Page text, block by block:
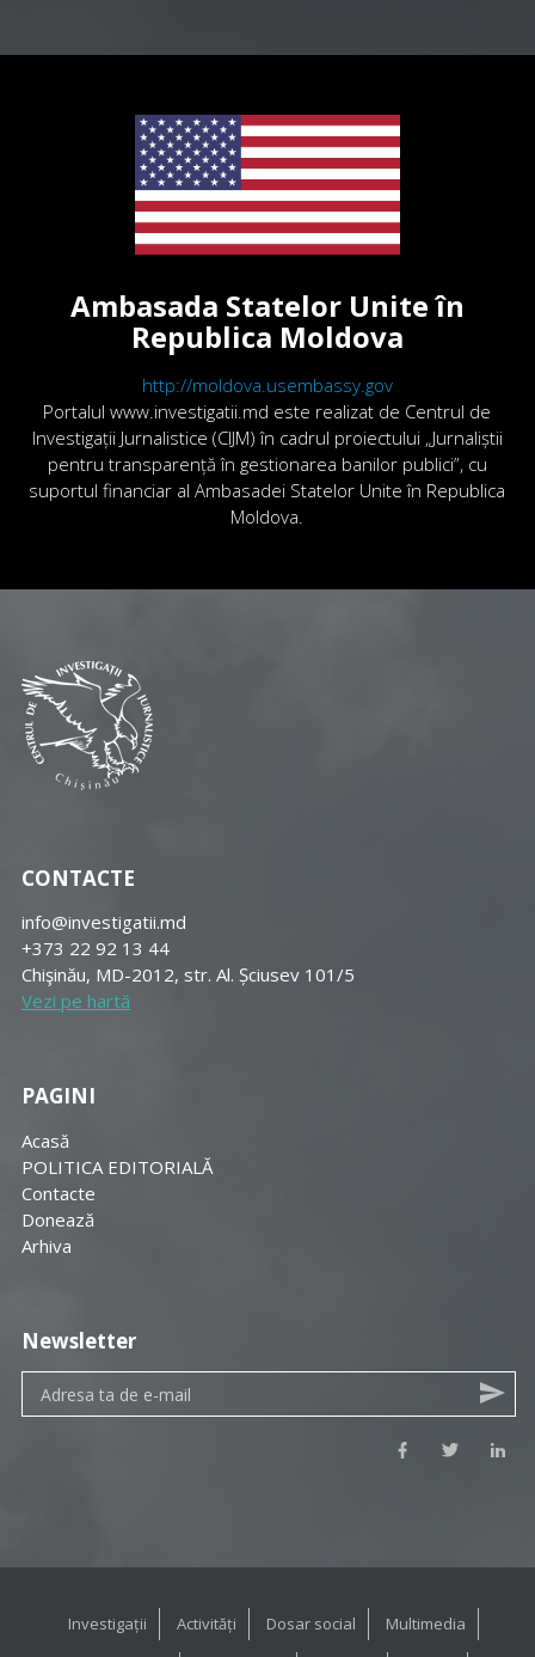
Ambasada Statelor Unite în
Republica Moldova
http://moldova.usembassy.gov
Portalul www.investigatii.md este realizat de Centrul de
Investigații Jurnalistice (CIJM) în cadrul proiectului „Jurnaliștii
pentru transparență în gestionarea banilor publici”, cu
suportul financiar al Ambasadei Statelor Unite în Republica
Moldova.
CONTACTE
info@investigatii.md
+373 22 92 13 44
Chişinău, MD-2012, str. Al. Șciusev 101/5
Vezi pe hartă
PAGINI
Acasă
POLITICA EDITORIALĂ
Contacte
Donează
Arhiva
Newsletter
Investigații Activități Dosar social Multimedia